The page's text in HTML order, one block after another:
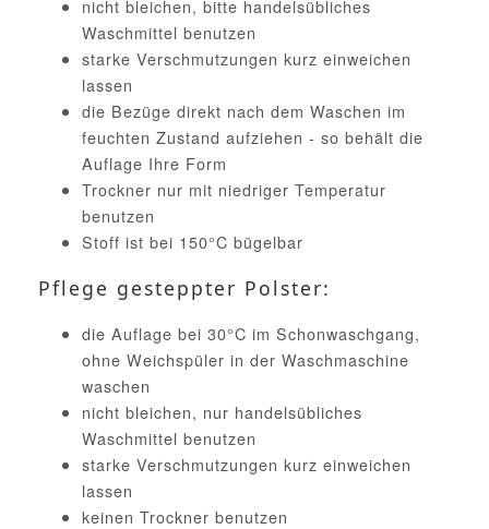
nicht bleichen, bitte handelsübliches
Waschmittel benutzen
starke Verschmutzungen kurz einweichen
lassen
die Bezüge direkt nach dem Waschen im
feuchten Zustand aufziehen - so behält die
Auflage Ihre Form
Trockner nur mit niedriger Temperatur
benutzen
Stoff ist bei 150°C bügelbar
Pflege gesteppter Polster:
die Auflage bei 30°C im Schonwaschgang,
ohne Weichspüler in der Waschmaschine
waschen
nicht bleichen, nur handelsübliches
Waschmittel benutzen
starke Verschmutzungen kurz einweichen
lassen
keinen Trockner benutzen